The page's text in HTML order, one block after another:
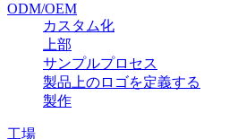
ODM/OEM
カスタム化
上部
サンプルプロセス
製品上のロゴを定義する
製作
工場